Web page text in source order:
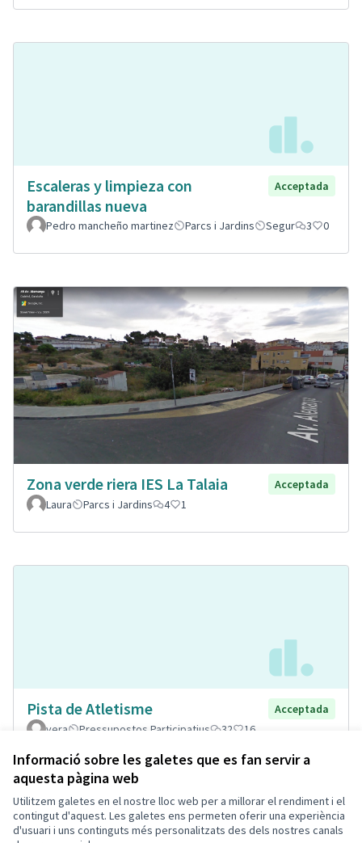
Informació sobre les galetes que es fan servir a
aquesta pàgina web
Utilitzem galetes en el nostre lloc web per a millorar el rendiment i el
contingut d'aquest. Les galetes ens permeten oferir una experiència
d'usuari i uns continguts més personalitzats des dels nostres canals
Escaleras y limpieza con
barandillas nueva
Acceptada
Pedro mancheño martinez Parcs i Jardins Segur 3 0
Zona verde riera IES La Talaia
Acceptada
Laura
Parcs i Jardins 4 1
Pista de Atletisme
Acceptada
vera
Pressupostos Participatius 32 16
Termes i condicions d'ús
Configuració de les galetes
Decidim Calafell a X
Decidim Calafell a Facebook
Decidim Calafell a YouTube
Decidim Calafell a GitHub